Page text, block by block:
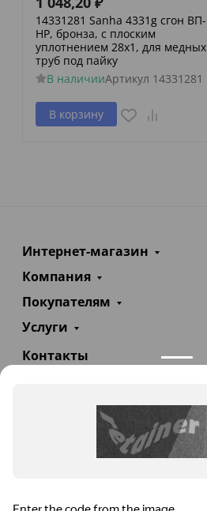
14331281 Sanha 4331g сгон ВП-
НР, бронза, с плоским
уплотнением 28x1, для медных
труб под пайку
В наличииАртикул 14331281
В корзину
Интернет-магазин
Компания
Покупателям
Услуги
Контакты
info@teploexpert.com
Пн—Сб 09:00 – 18:00